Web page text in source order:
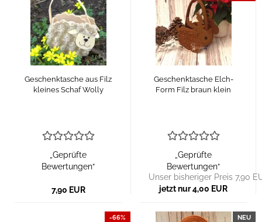
Geschenktasche aus Filz
kleines Schaf Wolly
„Geprüfte
Bewertungen“
7,90 EUR
Geschenktasche Elch-
Form Filz braun klein
„Geprüfte
Bewertungen“
Unser bisheriger Preis 7,90
jetzt nur 4,00 EUR
-66% NEU